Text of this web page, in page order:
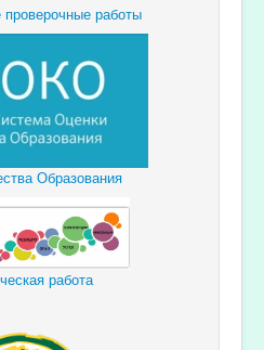
проверочные работы
Образования
работа